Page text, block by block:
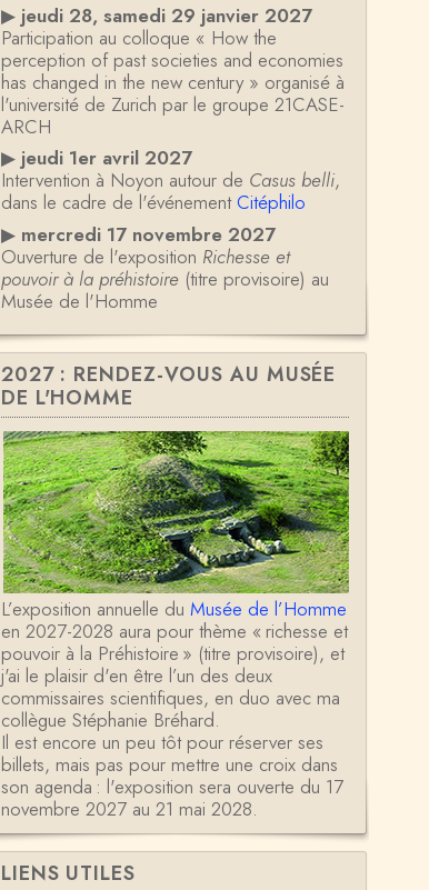
▶ jeudi 28, samedi 29 janvier 2027
Participation au colloque « How the
perception of past societies and economies
has changed in the new century » organisé à
l'université de Zurich par le groupe 21CASE-
ARCH
▶ jeudi 1er avril 2027
Intervention à Noyon autour de Casus belli,
dans le cadre de l'événementCitéphilo
▶ mercredi 17 novembre 2027
Ouverture de l'exposition Richesse et
pouvoir à la préhistoire(titre provisoire) au
Musée de l'Homme
2027 : RENDEZ-VOUS AU MUSÉE
DE L'HOMME
L’exposition annuelle du Musée de l’Homme
en 2027-2028 aura pour thème « richesse et
pouvoir à la Préhistoire » (titre provisoire), et
j'ai le plaisir d'en être l’un des deux
commissaires scientifiques, en duo avec ma
collègue Stéphanie Bréhard.
Il est encore un peu tôt pour réserver ses
billets, mais pas pour mettre une croix dans
son agenda : l'exposition sera ouverte du 17
novembre 2027 au 21 mai 2028.
LIENS UTILES